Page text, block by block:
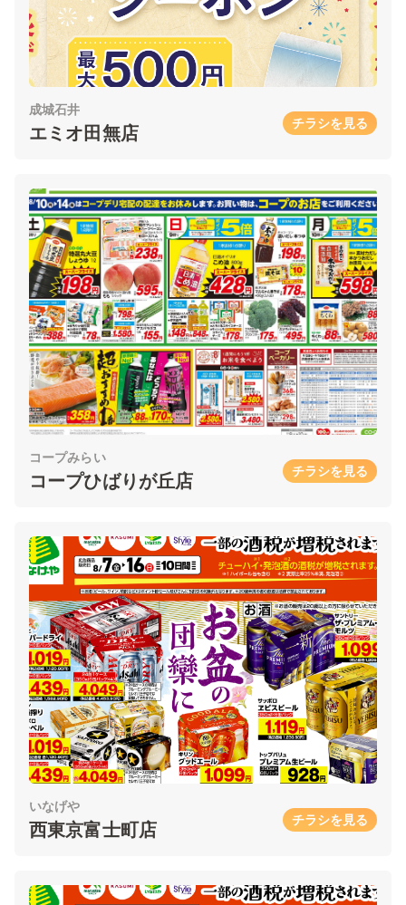
成城石井
エミオ田無店 チラシを見る
コープみらい
コープひばりが丘店 チラシを見る
いなげや
西東京富士町店 チラシを見る